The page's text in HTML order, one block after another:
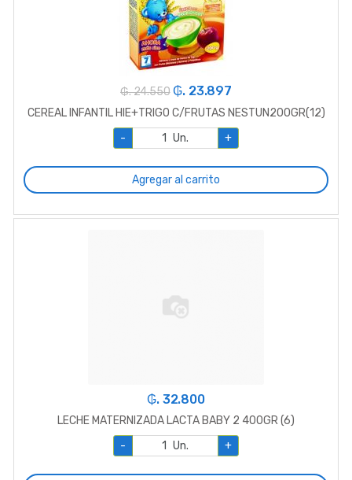
₲. 24.550 ₲. 23.897
CEREAL INFANTIL HIE+TRIGO C/FRUTAS NESTUN200GR(12)
-
Un. +
Agregar al carrito
₲. 32.800
LECHE MATERNIZADA LACTA BABY 2 400GR (6)
-
Un. +